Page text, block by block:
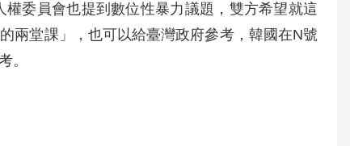
委員會也提到數位性暴力議題，雙方希望就這
兩堂課」，也可以給臺灣政府參考，韓國在N號
。